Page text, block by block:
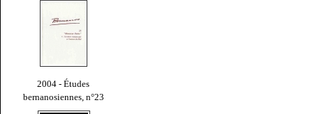
2004 - Études
bernanosiennes, n°23